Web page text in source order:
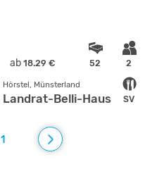
ab 18.29 € 52 2
SV
Hörstel, Münsterland
Landrat-Belli-Haus
1